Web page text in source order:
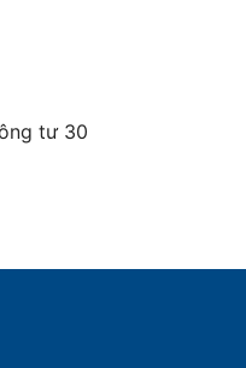
tư 30